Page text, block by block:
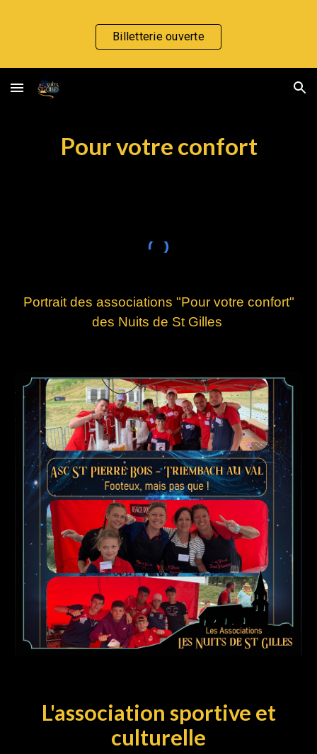
Skip to main content Skip to navigation
Billetterie ouverte
Pour votre confort
Portrait des associations "Pour votre confort"
des Nuits de St Gilles
L'association sportive et
culturelle